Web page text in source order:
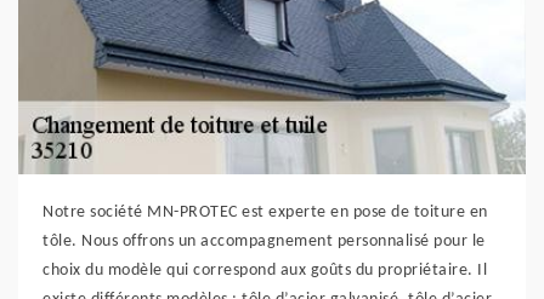
Notre société MN-PROTEC est experte en pose de toiture en
tôle. Nous offrons un accompagnement personnalisé pour le
choix du modèle qui correspond aux goûts du propriétaire. Il